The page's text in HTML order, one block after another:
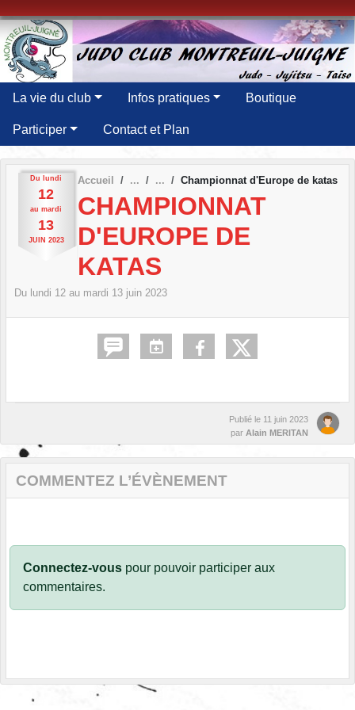
La vie du club Infos pratiques Boutique
Participer Contact et Plan
Du lundi
12
au mardi
13
JUIN 2023
Accueil Championnat d'Europe de katas
CHAMPIONNAT
D'EUROPE DE
KATAS
Du lundi 12 au mardi 13 juin 2023
Publié le 11 juin 2023
par Alain MERITAN
COMMENTEZ L’ÉVÈNEMENT
Connectez-vous pour pouvoir participer aux
commentaires.